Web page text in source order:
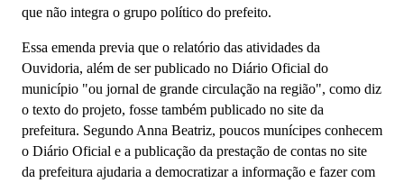
que não integra o grupo político do prefeito.
Essa emenda previa que o relatório das atividades da
Ouvidoria, além de ser publicado no Diário Oficial do
município "ou jornal de grande circulação na região", como diz
o texto do projeto, fosse também publicado no site da
prefeitura. Segundo Anna Beatriz, poucos munícipes conhecem
o Diário Oficial e a publicação da prestação de contas no site
da prefeitura ajudaria a democratizar a informação e fazer com